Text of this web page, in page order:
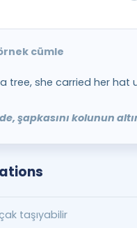
cümle
tree, she carried her hat
şapkasını kolunun
taşıyabilir